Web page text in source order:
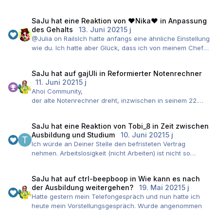
English is used in startups as a second option. But they
don't pay on the same level as global players.
SaJu hat eine Reaktion von ♥Nika♥ in Anpassung
des Gehalts
13. Juni 20215 j
@Julia on RailsIch hatte anfangs eine ähnliche Einstellung
wie du. Ich hatte aber Glück, dass ich von meinem Chef
nachzuhaken, ob ich etwas dagegen habe mehr zu
verdienen.
Wenige Jahre später, als ich merkte, was auf dem
Arbeitsmarkt los ist und dass man mit höherem Gehalt die
der Hase läuft. Seitdem verkaufe ich mich nicht mehr
unter Wert.
Ich bin auch eine Frau und gebe zu, dass ich früher eine
ähnliche Einstellung hatte. Ich erlebe das auch bei
anderen Berufsanfängerinnen. Ist das ein Zufall?
SaJu hat auf gajUli in Reformierter Notenrechner
11. Juni 20215 j
Ahoi Community,
der alte Notenrechner dreht, inzwischen in seinem 22.
damit verbundene neue Prüfungsordnung ist nicht gerade
einfacher geworden und macht in jedem Fall eine
Überarbeitung des Notenrechners erforderlich. Ich stricke
derzeit an einer neuen Fassung, Vorabversion hier:
iert.html
Wer Anregungen hat oder Fehler findet (es würde mich
wundern, wenn er schon perfekt wäre), bitte gern und
ausführlich hier melden.
SaJu hat eine Reaktion von Tobi_8in Zeit zwischen
Ausbildung und Studium
10. Juni 20215 j
Ich würde an Deiner Stelle den befristeten Vertrag
nehmen. Arbeitslosigkeit (nicht Arbeiten) ist nicht so
Zusätzlich sieht es für zukünftige Arbeitgeber auch
positiv aus, wenn der Azubi übernommen wurde.
Egal was Du von beiden Varianten nimmst, Du erhältst als
ausgebildete Fachkraft (verfügbar für den Arbeitsmarkt)
SaJu hat auf ctrl-beepboop in Wie kann es nach
der Ausbildung weitergehen?
19. Mai 20215 j
Hatte gestern mein Telefongespräch und nun hatte ich
heute mein Vorstellungsgespräch. Wurde angenommen